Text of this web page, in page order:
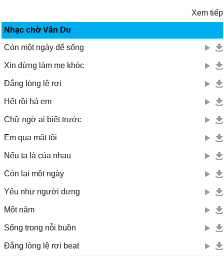
Xem tiếp
Nhạc chờ Vân Du
Còn một ngày để sống
Xin đừng làm mẹ khóc
Đắng lòng lệ rơi
Hết rồi hả em
Chữ ngờ ai biết trước
Em qua mặt tôi
Nếu ta là của nhau
Còn lại một ngày
Yêu như người dưng
Một năm
Sống trong nỗi buồn
Đắng lòng lệ rơi beat